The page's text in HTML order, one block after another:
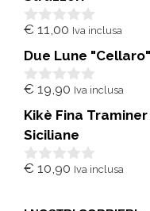
0
u
5
€ 11,00 Iva inclusa
Due Lune
0
u
5
€ 19,90 Iva inclusa
Kikè Fina
Siciliane
0
€ 10,90 Iva inclusa